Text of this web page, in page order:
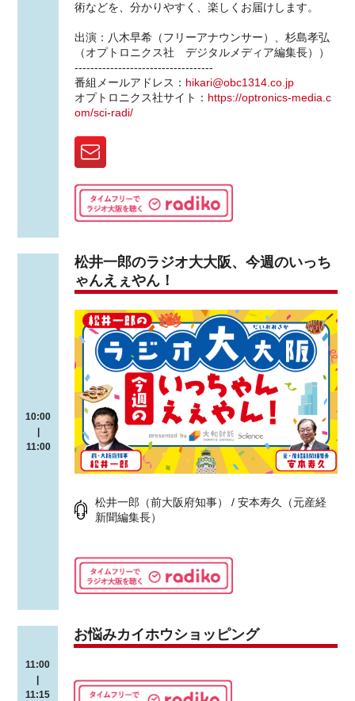
術などを、分かりやすく、楽しくお届けします。
出演：八木早希（フリーアナウンサー）、杉島孝弘
（オプトロニクス社 デジタルメディア編集長））
-----------------------------------
番組メールアドレス： hikari@obc1314.co.jp
オプトロニクス社サイト： https://optronics-media.c
om/sci-radi/
10:00
|
11:00
松井一郎のラジオ大大阪、今週のいっち
ゃんえぇやん！
松井一郎（前大阪府知事） / 安本寿久（元産経
新聞編集長）
11:00
|
11:15
お悩みカイホウショッピング